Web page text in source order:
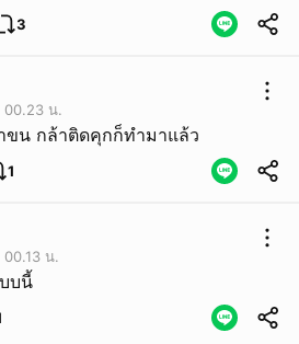
3
00.23 น.
น กล้าติดคุกก็ทำมาแล้ว
1
00.13 น.
บนี้